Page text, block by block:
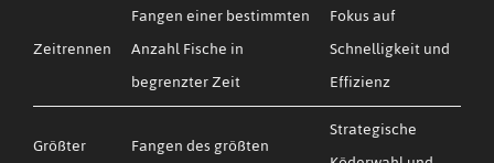
Zeitrennen
Fangen einer bestimmten
Anzahl Fische in
begrenzter Zeit
Fokus auf
Schnelligkeit und
Effizienz
Größter
Fangen des größten
Strategische